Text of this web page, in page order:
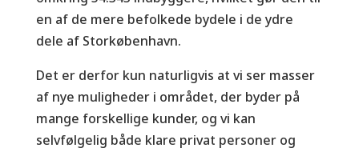
en af de mere befolkede bydele i de ydre
dele af Storkøbenhavn.
Det er derfor kun naturligvis at vi ser masser
af nye muligheder i området, der byder på
mange forskellige kunder, og vi kan
selvfølgelig både klare privat personer og